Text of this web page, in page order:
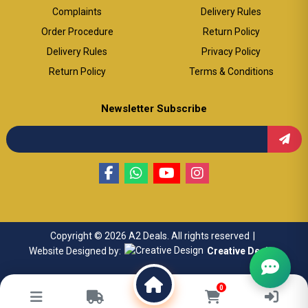
Complaints
Order Procedure
Delivery Rules
Return Policy
Delivery Rules
Return Policy
Privacy Policy
Terms & Conditions
Newsletter Subscribe
Copyright © 2026 A2 Deals. All rights reserved |
Website Designed by:
Creative Design
0